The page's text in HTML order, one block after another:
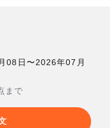
08日〜2026年07月
まで